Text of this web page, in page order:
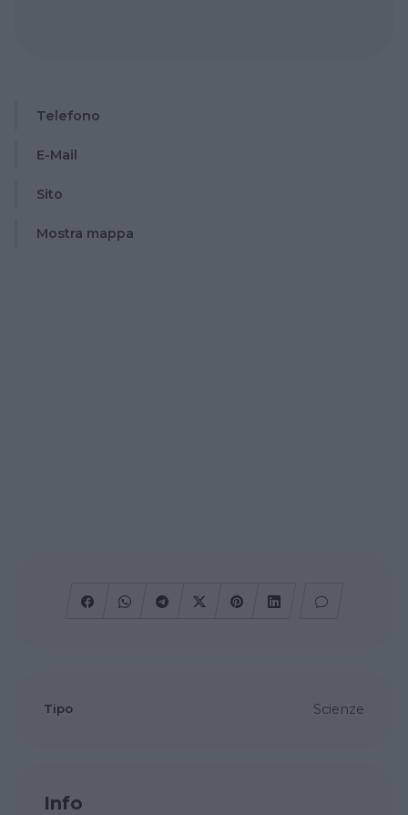
Telefono
E-Mail
Sito
Mostra mappa
Tipo Scienze
Info